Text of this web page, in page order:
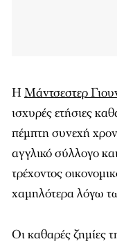
ΗΜάντσεστερ
ισχυρές ετήσιες
πέμπτη συνεχή
αγγλικό σύλλογο
τρέχοντος
χαμηλότερα λόγω
Οι καθαρές ζημίες